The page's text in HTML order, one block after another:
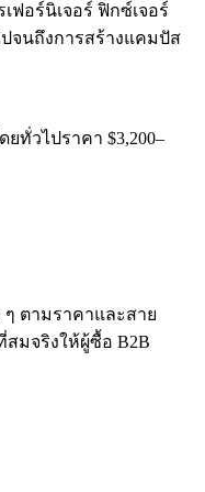
ฟอร์นิเจอร์ ฟิกซ์เจอร์
จนถึงการสร้างแคมปัส
วไปราคา $3,200–
ตามราคาและสาย
มจริงให้ผู้ซื้อ B2B